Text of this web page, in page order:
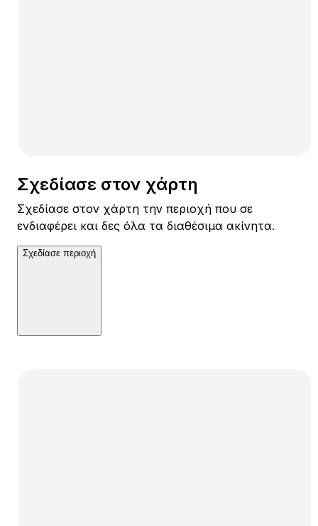
Σχεδίασε στον χάρτη
Σχεδίασε στον χάρτη την περιοχή που σε
ενδιαφέρει και δες όλα τα διαθέσιμα ακίνητα.
Σχεδίασε περιοχή